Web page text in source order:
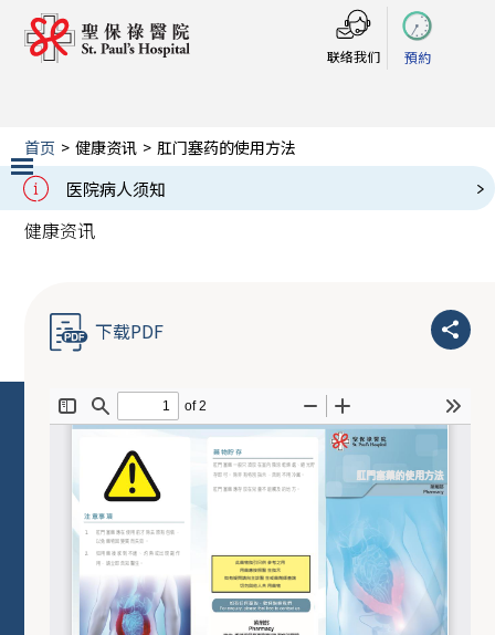
联络我们 預約
医院病人须知
Slide 2 of 3.
首页 > 健康资讯 > 肛门塞药的使用方法
肛门塞药的使用方法
健康资讯
下载PDF